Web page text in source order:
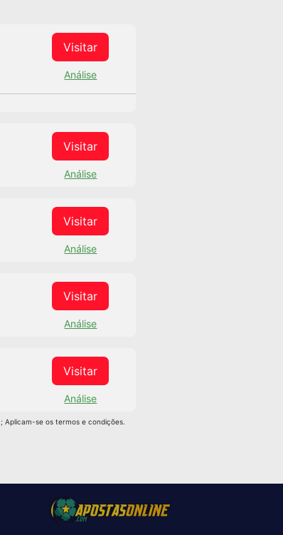
Visitar
Análise
Visitar
Análise
Visitar
Análise
Visitar
Análise
Visitar
Análise
Aplicam-se os termos e condições.